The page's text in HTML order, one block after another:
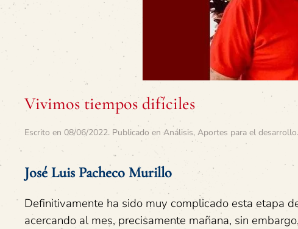
Vivimos tiempos difíciles
Escrito en 08/06/2022. Publicado en Análisis, Aportes para el desarrollo.
José Luis Pacheco Murillo
Definitivamente ha sido muy complicado esta etapa
acercando al mes, precisamente mañana, sin